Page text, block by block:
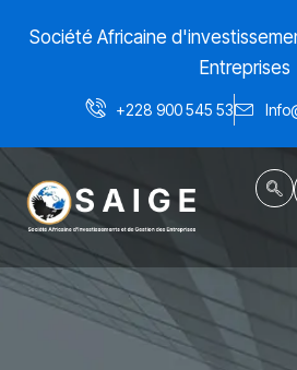
Société Africaine
Entreprises
+228 900 545 53